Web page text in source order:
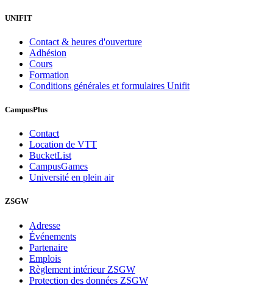
UNIFIT
Contact & heures d'ouverture
Adhésion
Cours
Formation
Conditions générales et formulaires Unifit
CampusPlus
Contact
Location de VTT
BucketList
CampusGames
Université en plein air
ZSGW
Adresse
Événements
Partenaire
Emplois
Règlement intérieur ZSGW
Protection des données ZSGW